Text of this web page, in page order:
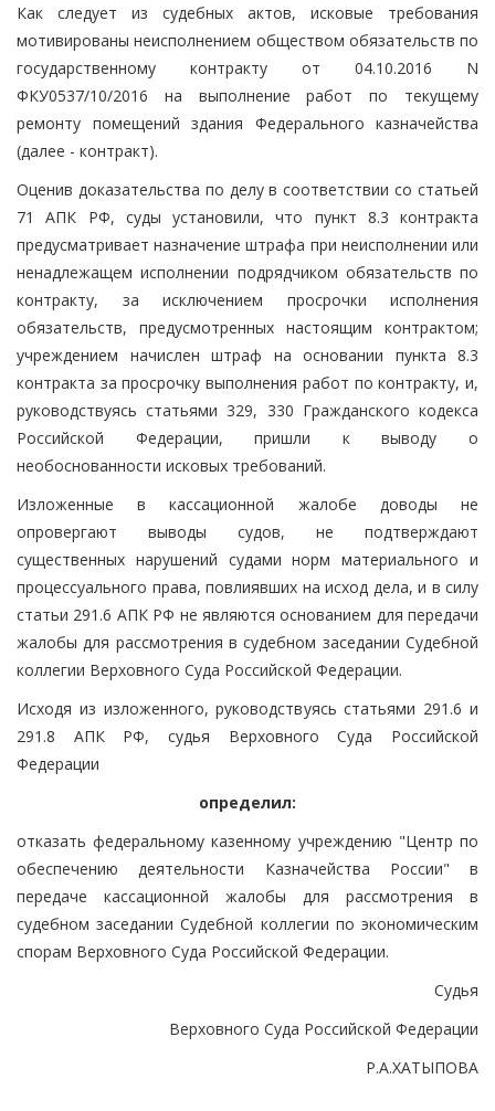
Как следует из судебных актов, исковые требования
мотивированы неисполнением обществом обязательств по
государственному контракту от 04.10.2016 N
ФКУ0537/10/2016 на выполнение работ по текущему
ремонту помещений здания Федерального казначейства
(далее - контракт).
Оценив доказательства по делу в соответствии со статьей
71 АПК РФ, суды установили, что пункт 8.3 контракта
предусматривает назначение штрафа при неисполнении или
ненадлежащем исполнении подрядчиком обязательств по
контракту, за исключением просрочки исполнения
обязательств, предусмотренных настоящим контрактом;
учреждением начислен штраф на основании пункта 8.3
контракта за просрочку выполнения работ по контракту, и,
руководствуясь статьями 329, 330 Гражданского кодекса
Российской Федерации, пришли к выводу о
необоснованности исковых требований.
Изложенные в кассационной жалобе доводы не
опровергают выводы судов, не подтверждают
существенных нарушений судами норм материального и
процессуального права, повлиявших на исход дела, и в силу
статьи 291.6 АПК РФ не являются основанием для передачи
жалобы для рассмотрения в судебном заседании Судебной
коллегии Верховного Суда Российской Федерации.
Исходя из изложенного, руководствуясь статьями 291.6 и
291.8 АПК РФ, судья Верховного Суда Российской
Федерации
определил:
отказать федеральному казенному учреждению "Центр по
обеспечению деятельности Казначейства России" в
передаче кассационной жалобы для рассмотрения в
судебном заседании Судебной коллегии по экономическим
спорам Верховного Суда Российской Федерации.
Судья
Верховного Суда Российской Федерации
Р.А.ХАТЫПОВА